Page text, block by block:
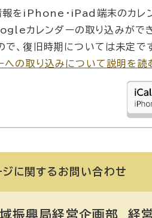
報をiPhone・iPad端末のカレ
カレンダーの取り込みがで
で、復旧時期については未定で
への取り込みについて説明を読
ジに関する お問い合わせ
振興局経営企画部 経